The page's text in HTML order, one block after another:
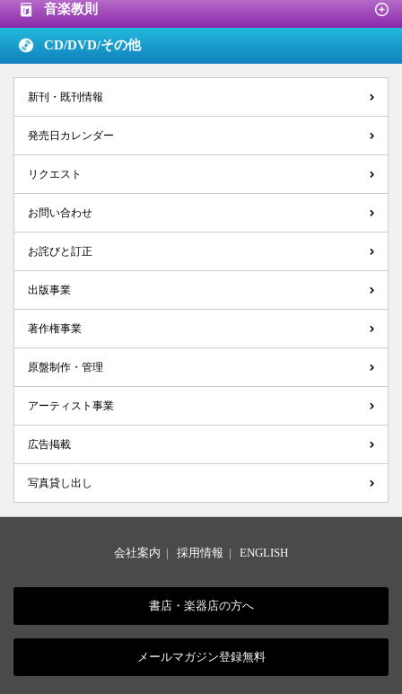
音楽教則
CD/DVD/その他
新刊・既刊情報
発売日カレンダー
リクエスト
お問い合わせ
お詫びと訂正
出版事業
著作権事業
原盤制作・管理
アーティスト事業
広告掲載
写真貸し出し
会社案内 | 採用情報 | ENGLISH
書店・楽器店の方へ
メールマガジン登録無料